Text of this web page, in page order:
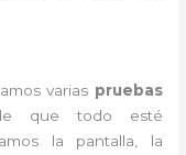
varias pruebas
que todo esté
la pantalla, la